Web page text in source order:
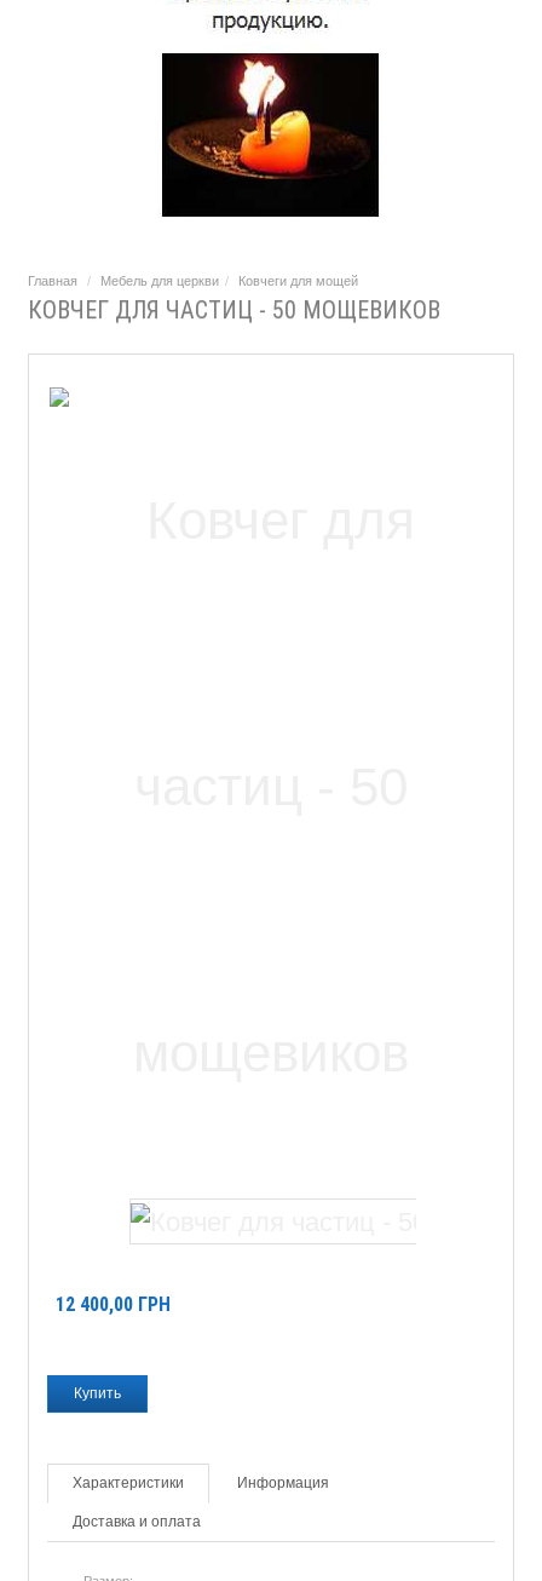
Главная Мебель для церкви Ковчеги для мощей
КОВЧЕГ ДЛЯ ЧАСТИЦ - 50 МОЩЕВИКОВ
12 400,00 ГРН
Характеристики Информация
Доставка и оплата